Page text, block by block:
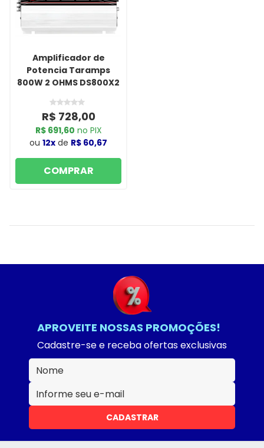
Amplificador de
Potencia Taramps
800W 2 OHMS DS800X2
R$ 728,00
R$ 691,60 no PIX
ou 12x de R$ 60,67
COMPRAR
APROVEITE NOSSAS PROMOÇÕES!
Cadastre-se e receba ofertas exclusivas
CADASTRAR